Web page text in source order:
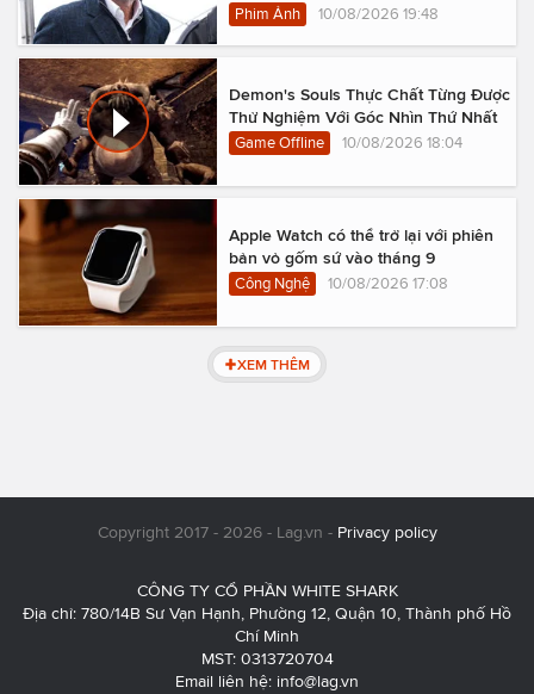
Phim Ảnh 10/08/2026 19:48
Demon's Souls Thực Chất Từng Được
Thử Nghiệm Với Góc Nhìn Thứ Nhất
Game Offline 10/08/2026 18:04
Apple Watch có thể trở lại với phiên
bản vỏ gốm sứ vào tháng 9
Công Nghệ 10/08/2026 17:08
XEM THÊM
Copyright 2017 - 2026 - Lag.vn - Privacy policy
CÔNG TY CỔ PHẦN WHITE SHARK
Địa chỉ: 780/14B Sư Vạn Hạnh, Phường 12, Quận 10, Thành phố Hồ
Chí Minh
MST: 0313720704
Email liên hệ: info@lag.vn